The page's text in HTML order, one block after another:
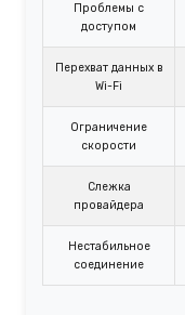
Проблемы с
доступом
Перехват данных в
Wi-Fi
Ограничение
скорости
Слежка
провайдера
Нестабильное
соединение